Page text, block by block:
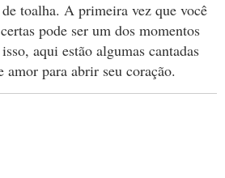
toalha. A primeira vez que você
pode ser um dos momentos
aqui estão algumas cantadas
amor para abrir seu coração.